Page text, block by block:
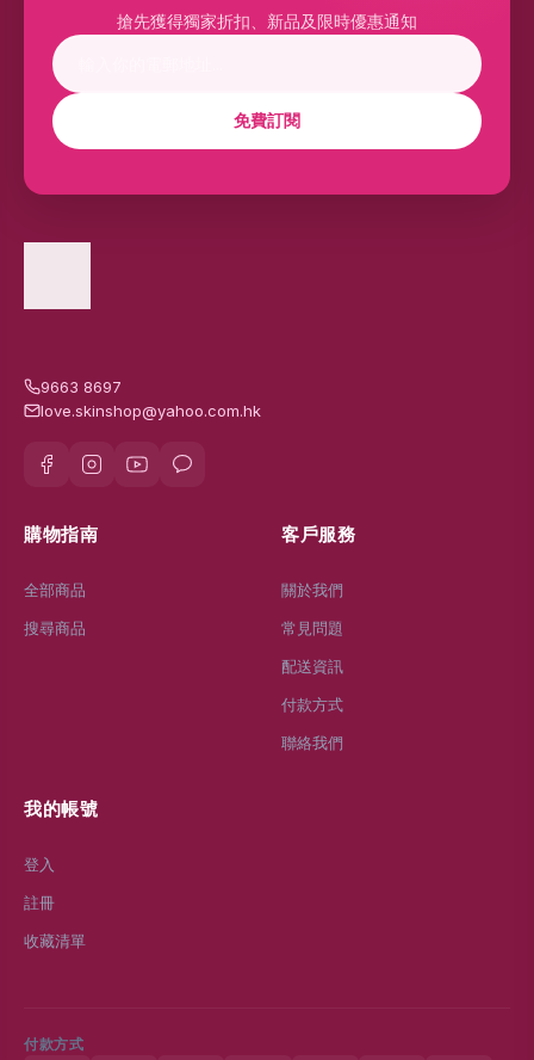
搶先獲得獨家折扣、新品及限時優惠通知
免費訂閱
9663 8697
love.skinshop@yahoo.com.hk
購物指南
全部商品
搜尋商品
客戶服務
關於我們
常見問題
配送資訊
付款方式
聯絡我們
我的帳號
登入
註冊
收藏清單
付款方式